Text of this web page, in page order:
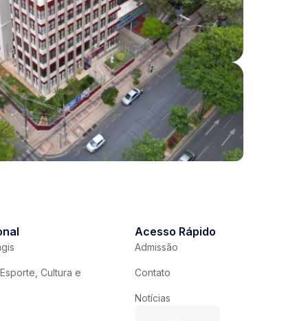
Cultura e
Acesso Rápido
Admissão
Contato
Notícias